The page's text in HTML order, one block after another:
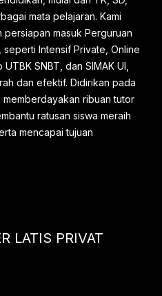
terkemuka di
mata pelajaran. Kami
masuk Perguruan
Intensif Private, Online
SNBT, dan SIMAK UI,
dan efektif. Didirikan pada
memberdayakan ribuan tutor
ratusan siswa meraih
mencapai tujuan
LATIS PRIVAT